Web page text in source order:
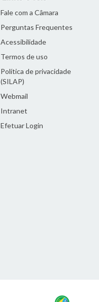
Fale com a Câmara
Perguntas Frequentes
Acessibilidade
Termos de uso
Política de privacidade
(SILAP)
Webmail
Intranet
Efetuar Login